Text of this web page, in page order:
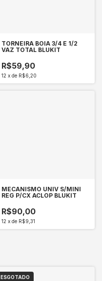
TORNEIRA BOIA 3/4 E 1/2
VAZ TOTAL BLUKIT
R$59,90
12 x de R$6,20
MECANISMO UNIV S/MINI
REG P/CX ACLOP BLUKIT
R$90,00
12 x de R$9,31
ESGOTADO